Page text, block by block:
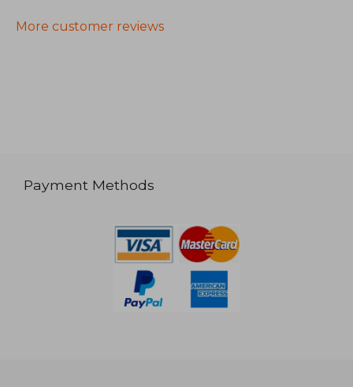
More customer reviews
Payment Methods